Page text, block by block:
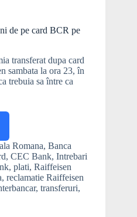
de pe card BCR pe
transferat dupa card
sambata la ora 23, în
trebuia sa între ca
Romana, Banca
, CEC Bank, Intrebari
, plati, Raiffeisen
, reclamatie Raiffeisen
, transferuri,